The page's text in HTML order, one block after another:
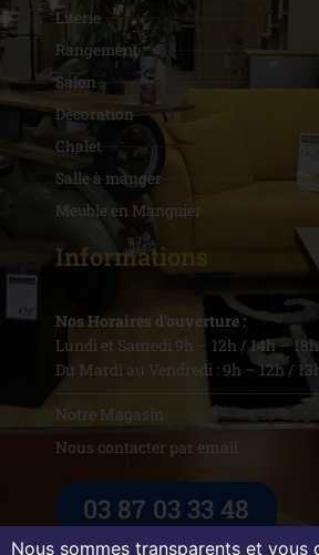
Literie
Rangement
Salon
Décoration
Chalet
Salle à manger
Meuble en Manguier
Informations
Nos Horaires d’ouverture :
Lundi et Samedi 9h – 12h / 14h – 18h
Du Mardi au Vendredi : 9h – 12h /
Notre Magasin
Nous contacter par email
03 87 03 33 48
Nous sommes transparents et vous